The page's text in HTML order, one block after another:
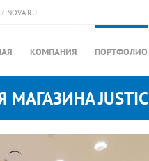
КОМПАНИЯ ПОРТФОЛИО